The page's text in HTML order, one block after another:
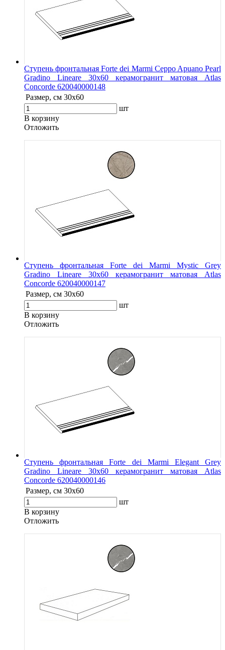
Ступень фронтальная Forte dei Marmi Ceppo Apuano Pearl
Gradino Lineare 30x60 керамогранит матовая Atlas
Concorde 620040000148
Размер, см 30x60
шт
В корзину
Oтложить
Ступень фронтальная Forte dei Marmi Mystic Grey
Gradino Lineare 30х60 керамогранит матовая Atlas
Concorde 620040000147
Размер, см 30x60
шт
В корзину
Oтложить
Ступень фронтальная Forte dei Marmi Elegant Grey
Gradino Lineare 30х60 керамогранит матовая Atlas
Concorde 620040000146
Размер, см 30x60
шт
В корзину
Oтложить